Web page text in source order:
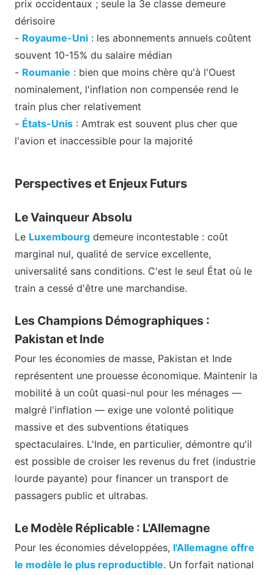
prix occidentaux ; seule la 3e classe demeure
dérisoire
- Royaume-Uni : les abonnements annuels coûtent
souvent 10-15% du salaire médian
- Roumanie : bien que moins chère qu'à l'Ouest
nominalement, l'inflation non compensée rend le
train plus cher relativement
- États-Unis : Amtrak est souvent plus cher que
l'avion et inaccessible pour la majorité
Perspectives et Enjeux Futurs
Le Vainqueur Absolu
Le Luxembourg demeure incontestable : coût
marginal nul, qualité de service excellente,
universalité sans conditions. C'est le seul État où le
train a cessé d'être une marchandise.
Les Champions Démographiques :
Pakistan et Inde
Pour les économies de masse, Pakistan et Inde
représentent une prouesse économique. Maintenir la
mobilité à un coût quasi-nul pour les ménages —
malgré l'inflation — exige une volonté politique
massive et des subventions étatiques
spectaculaires. L'Inde, en particulier, démontre qu'il
est possible de croiser les revenus du fret (industrie
lourde payante) pour financer un transport de
passagers public et ultrabas.
Le Modèle Réplicable : L'Allemagne
Pour les économies développées, l'Allemagne offre
le modèle le plus reproductible. Un forfait national